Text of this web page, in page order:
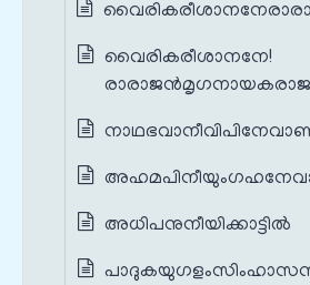
വൈരികരീശാനനേ!
അധിപനുനീയിക്കാട്ടില്‍